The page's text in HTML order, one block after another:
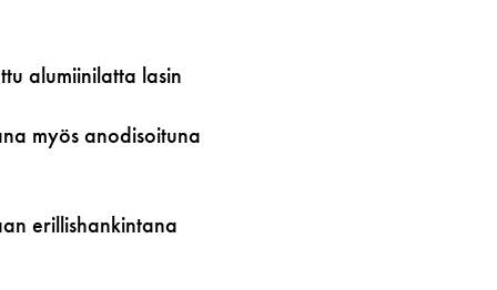
alumiinilatta lasin
myös anodisoituna
erillishankintana